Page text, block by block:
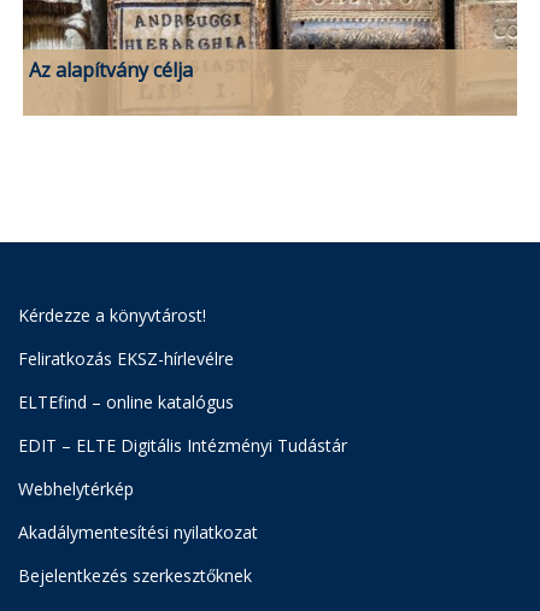
Az alapítvány célja
Kérdezze a könyvtárost!
Feliratkozás EKSZ-hírlevélre
ELTEfind – online katalógus
EDIT – ELTE Digitális Intézményi Tudástár
Webhelytérkép
Akadálymentesítési nyilatkozat
Bejelentkezés szerkesztőknek